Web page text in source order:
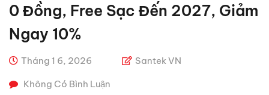
0 Đồng, Free Sạc Đến 2027, Giảm
Ngay 10%
Tháng 1 6, 2026 Santek VN
Không Có Bình Luận